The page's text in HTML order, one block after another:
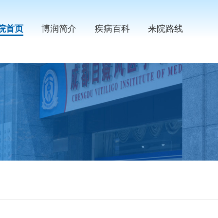
首页 博润简介 疾病百科 来院路线